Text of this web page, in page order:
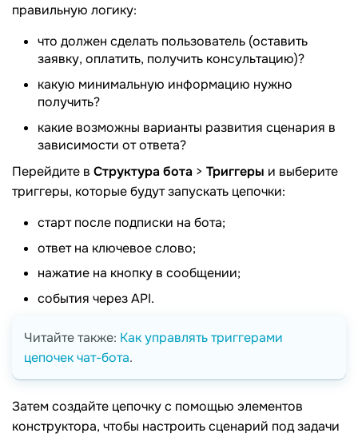
правильную логику:
что должен сделать пользователь (оставить
заявку, оплатить, получить консультацию)?
какую минимальную информацию нужно
получить?
какие возможны варианты развития сценария в
зависимости от ответа?
Перейдите в Структура бота > Триггеры и выберите
триггеры, которые будут запускать цепочки:
старт после подписки на бота;
ответ на ключевое слово;
нажатие на кнопку в сообщении;
события через API.
Читайте также: Как управлять триггерами
цепочек чат-бота.
Затем создайте цепочку с помощью элементов
конструктора, чтобы настроить сценарий под задачи